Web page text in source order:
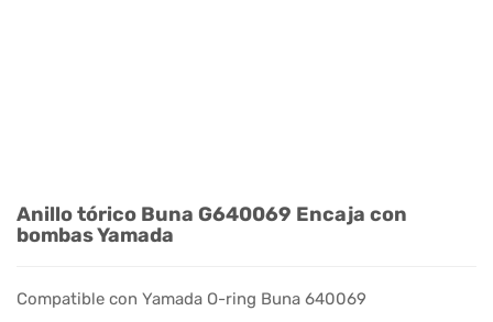
Anillo tórico Buna G640069 Encaja con
bombas Yamada
Compatible con Yamada O-ring Buna 640069